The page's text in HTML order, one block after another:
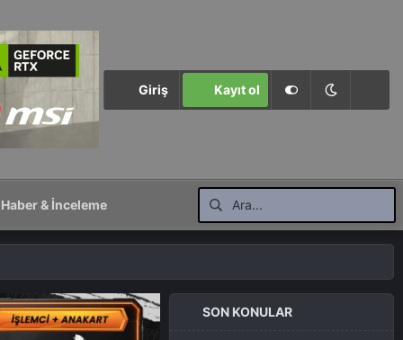
Giriş Kayıt ol
Haber & İnceleme
SON KONULAR